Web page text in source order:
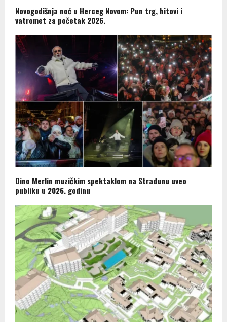
Novogodišnja noć u Herceg Novom: Pun trg, hitovi i
vatromet za početak 2026.
Dino Merlin muzičkim spektaklom na Stradunu uveo
publiku u 2026. godinu